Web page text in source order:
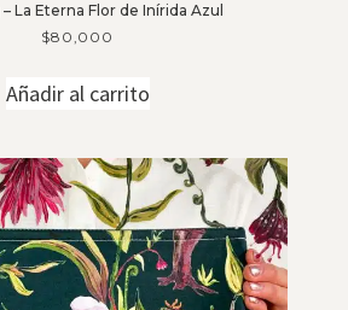
La Eterna Flor de Inírida Azul
$80,000
Añadir al carrito